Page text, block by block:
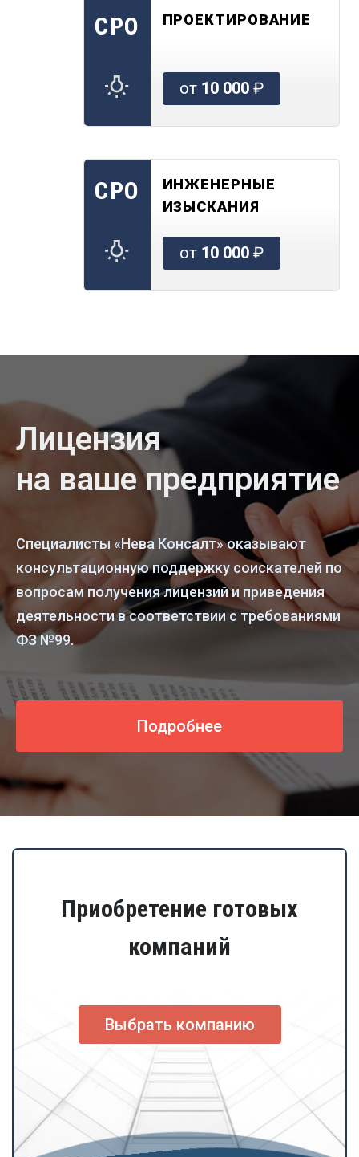
СРО ПРОЕКТИРОВАНИЕ
от 10 000₽
СРО
ИНЖЕНЕРНЫЕ
ИЗЫСКАНИЯ
от 10 000₽
Лицензия
на ваше предприятие
Специалисты «Нева Консалт» оказывают
консультационную поддержку соискателей по
вопросам получения лицензий и приведения
деятельности в соответствии с требованиями
ФЗ №99.
Подробнее
Приобретение готовых
компаний
Выбрать компанию